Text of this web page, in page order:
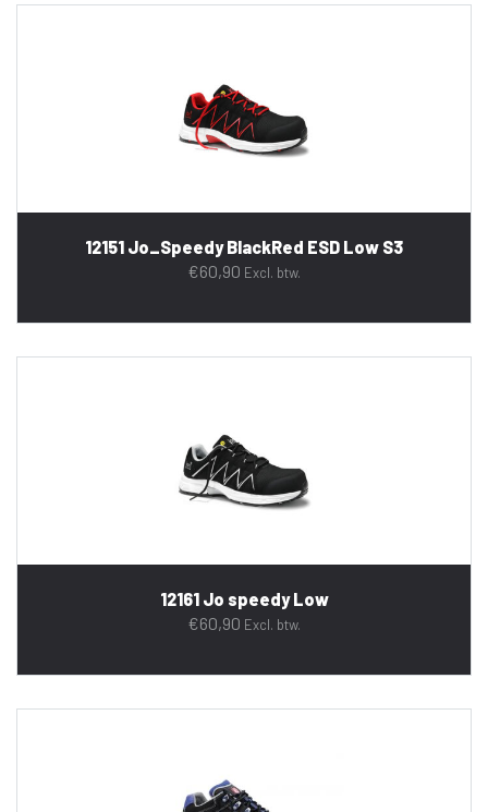
12151 Jo_Speedy BlackRed ESD Low S3
€60,90 Excl. btw.
12161 Jo speedy Low
€60,90 Excl. btw.